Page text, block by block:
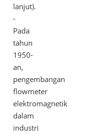
lanjut).
-
Pada
tahun
1950-
an,
pengembangan
flowmeter
elektromagnetik
dalam
industri